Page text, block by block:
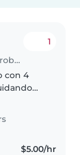
Babysitter in Los Algarrobos
1
con 4
los
$5.00/hr